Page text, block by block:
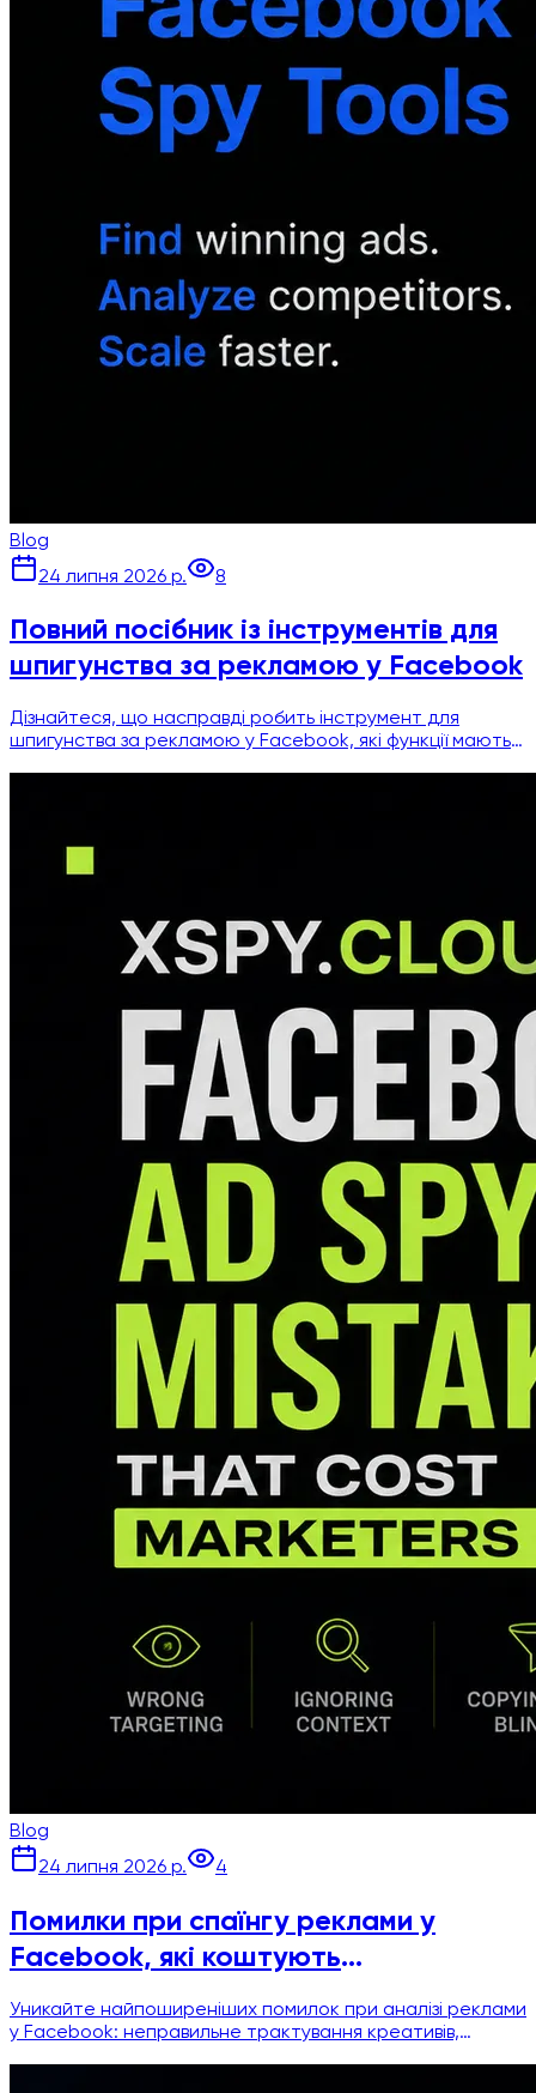
Blog
24 липня 2026 р.
8
Повний посібник із інструментів для
шпигунства за рекламою у Facebook
Дізнайтеся, що насправді робить інструмент для
шпигунства за рекламою у Facebook, які функції мають
Blog
24 липня 2026 р.
4
Помилки при спаїнгу реклами у
Facebook, які коштують
Уникайте найпоширеніших помилок при аналізі реклами
у Facebook: неправильне трактування креативів,